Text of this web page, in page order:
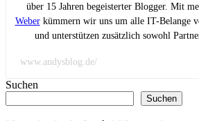
über 15 Jahren begeisterter Blogger. Mit
Weberkümmern wir uns um alle IT-Belange
und unterstützen zusätzlich sowohl
www.andysblog.de/
Suchen
Suchen